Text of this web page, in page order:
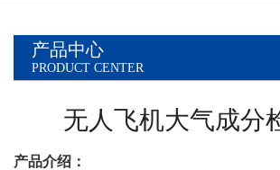
产品中心
PRODUCT CENTER
无人飞机大气成分
产品介绍：